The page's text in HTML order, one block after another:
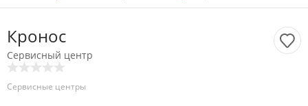
Кронос
Сервисный центр
Сервисные центры